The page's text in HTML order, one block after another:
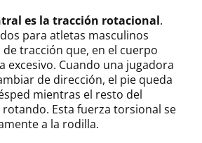
es la tracción rotacional.
para atletas masculinos
tracción que, en el cuerpo
excesivo. Cuando una jugadora
de dirección, el pie queda
mientras el resto del
Esta fuerza torsional se
a la rodilla.